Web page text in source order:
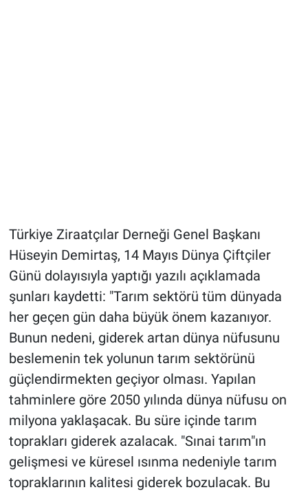
Türkiye Ziraatçılar Derneği Genel Başkanı
Hüseyin Demirtaş, 14 Mayıs Dünya Çiftçiler
Günü dolayısıyla yaptığı yazılı açıklamada
şunları kaydetti: "Tarım sektörü tüm dünyada
her geçen gün daha büyük önem kazanıyor.
Bunun nedeni, giderek artan dünya nüfusunu
beslemenin tek yolunun tarım sektörünü
güçlendirmekten geçiyor olması. Yapılan
tahminlere göre 2050 yılında dünya nüfusu on
milyona yaklaşacak. Bu süre içinde tarım
toprakları giderek azalacak. "Sınai tarım"ın
gelişmesi ve küresel ısınma nedeniyle tarım
topraklarının kalitesi giderek bozulacak. Bu